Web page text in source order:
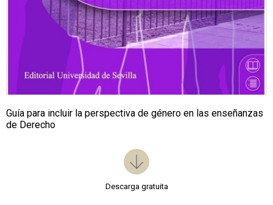
Guía para incluir la perspectiva de género en las enseñanzas
de Derecho
Descarga gratuita